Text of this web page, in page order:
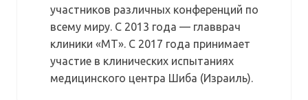
участников различных конференций по
всему миру. С 2013 года — главврач
клиники «МТ». С 2017 года принимает
участие в клинических испытаниях
медицинского центра Шиба (Израиль).